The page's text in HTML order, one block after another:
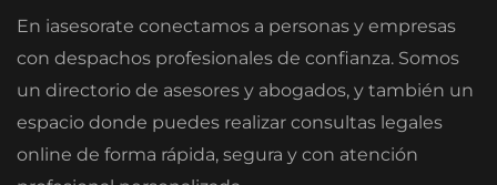
En iasesorate conectamos a personas y empresas
con despachos profesionales de confianza. Somos
un directorio de asesores y abogados, y también un
espacio donde puedes realizar consultas legales
online de forma rápida, segura y con atención